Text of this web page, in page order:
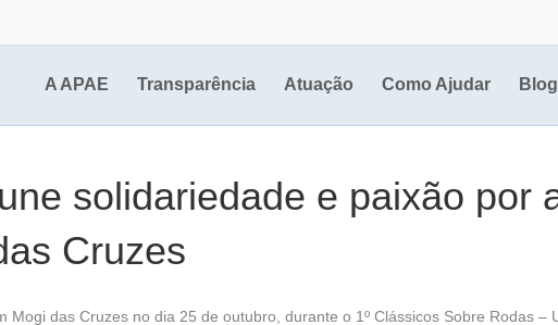
A APAE Transparência Atuação Como Ajudar Blog
solidariedade e paixão por
Cruzes
das Cruzes no dia 25 de outubro, durante o 1º Clássicos Sobre Rodas –